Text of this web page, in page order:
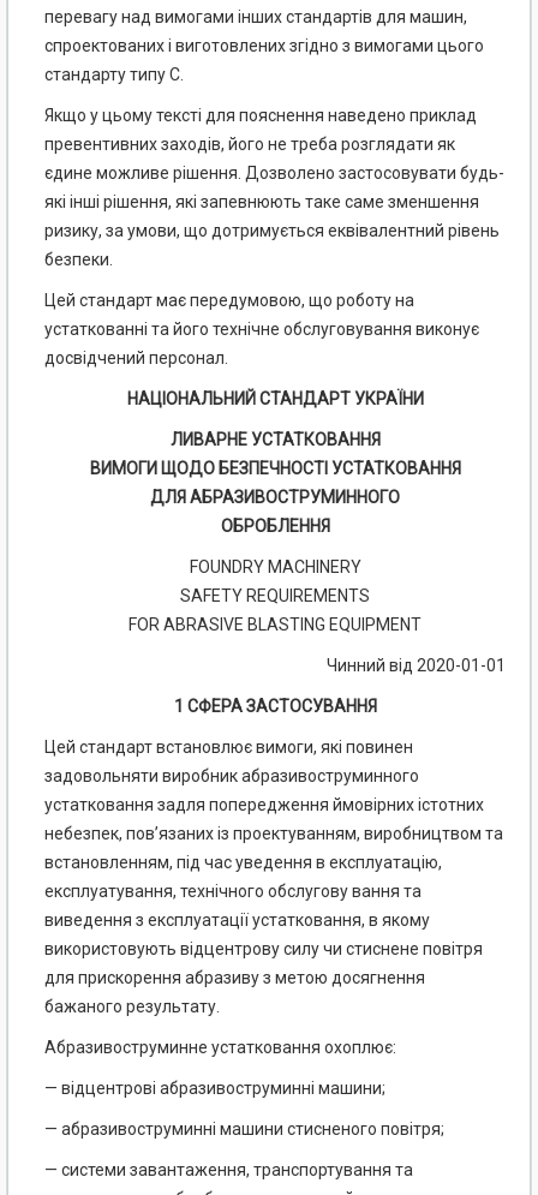
перевагу над вимогами інших стандартів для машин,
спроектованих і виготовлених згідно з вимогами цього
стандарту типу С.
Якщо у цьому тексті для пояснення наведено приклад
превентивних заходів, його не треба розглядати як
єдине можливе рішення. Дозволено застосовувати будь-
які інші рішення, які запевнюють таке саме зменшення
ризику, за умови, що дотримується еквівалентний рівень
безпеки.
Цей стандарт має передумовою, що роботу на
устаткованні та його технічне обслуговування виконує
досвідчений персонал.
НАЦІОНАЛЬНИЙ СТАНДАРТ УКРАЇНИ
ЛИВАРНЕ УСТАТКОВАННЯ
ВИМОГИ ЩОДО БЕЗПЕЧНОСТІ УСТАТКОВАННЯ
ДЛЯ АБРАЗИВОСТРУМИННОГО
ОБРОБЛЕННЯ
FOUNDRY MACHINERY
SAFETY REQUIREMENTS
FOR ABRASIVE BLASTING EQUIPMENT
Чинний від 2020-01-01
1 СФЕРА ЗАСТОСУВАННЯ
Цей стандарт встановлює вимоги, які повинен
задовольняти виробник абразивоструминного
устатковання задля попередження ймовірних істотних
небезпек, пов’язаних із проектуванням, виробництвом та
встановленням, під час уведення в експлуатацію,
експлуатування, технічного обслугову вання та
виведення з експлуатації устатковання, в якому
використовують відцентрову силу чи стиснене повітря
для прискорення абразиву з метою досягнення
бажаного результату.
Абразивоструминне устатковання охоплює:
— відцентрові абразивоструминні машини;
— абразивоструминні машини стисненого повітря;
— системи завантаження, транспортування та